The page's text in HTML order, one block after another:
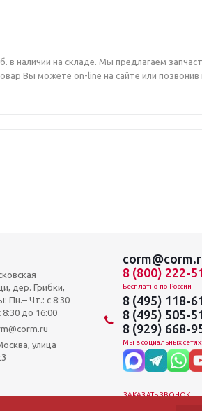
в наличии на складе. Мы предлагаем
Вы можете on-line на сайте или позвонив
дер. Грибки,
Пн.– Чт.: с 8:30
до 16:00
улица
8 (800) 222-
Бесплатно по России
8 (495) 118-
8 (495) 505-
8 (929) 668-
Мы в социальных сетях:
ЗАКАЗАТЬ ЗВОНОК